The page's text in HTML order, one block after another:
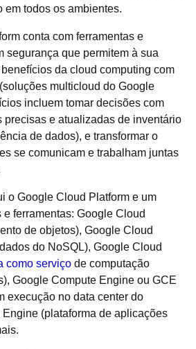
em todos os ambientes.
conta com ferramentas e
segurança que permitem à sua
da cloud computing com
multicloud do Google
incluem tomar decisões com
precisas e atualizadas de inventário
de dados), e transformar o
se comunicam e trabalham juntas
o Google Cloud Platform e um
ferramentas: Google Cloud
de objetos), Google Cloud
do NoSQL), Google Cloud
como serviço de computação
Google Compute Engine ou GCE
execução no data center do
(plataforma de aplicações